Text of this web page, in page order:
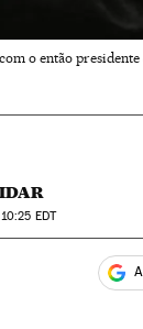
o então
EDT